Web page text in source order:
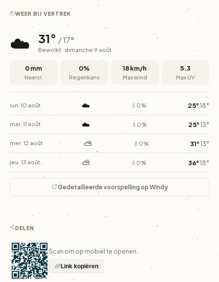
WEER BIJ VERTREK
☁️ 31° / 17°
Bewolkt · dimanche 9 août
0 mm
Neersl.
0%
Regenkans
18 km/h
Max wind
5.3
Max UV
lun. 10 août ☁️ 💧0% 25°18°
mar. 11 août ☁️ 💧0% 25°13°
mer. 12 août ⛅ 💧0% 31°13°
jeu. 13 août ⛅ 💧0% 36°18°
Gedetailleerde voorspelling op Windy
DELEN
Scan om op mobiel te openen.
Link kopiëren